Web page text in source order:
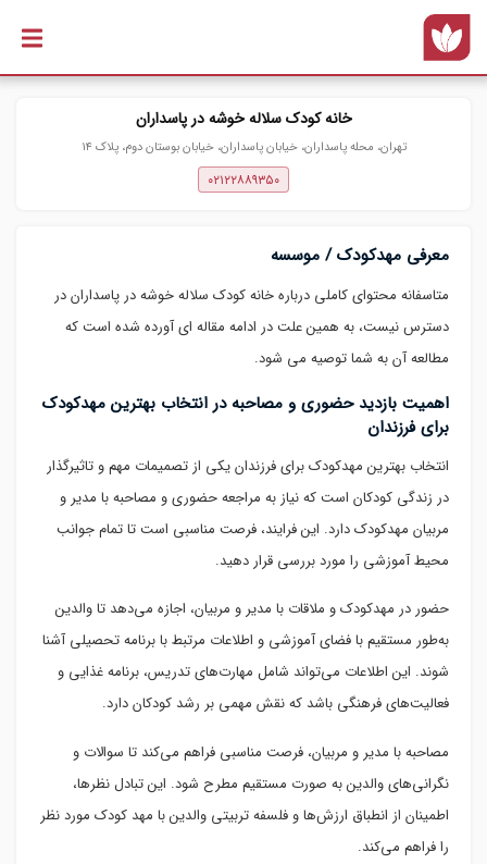
خانه کودک سلاله خوشه در پاسداران
تهران، محله پاسداران، خیابان پاسداران، خیابان بوستان دوم، پلاک ۱۴
۰۲۱۲۲۸۸۹۳۵۰
معرفی مهدکودک / موسسه
متاسفانه محتوای کاملی درباره خانه کودک سلاله خوشه در پاسداران در
دسترس نیست، به همین علت در ادامه مقاله ای آورده شده است که
مطالعه آن به شما توصیه می شود.
اهمیت بازدید حضوری و مصاحبه در انتخاب بهترین مهدکودک
برای فرزندان
انتخاب بهترین مهدکودک برای فرزندان یکی از تصمیمات مهم و تاثیرگذار
در زندگی کودکان است که نیاز به مراجعه حضوری و مصاحبه با مدیر و
مربیان مهدکودک دارد. این فرایند، فرصت مناسبی است تا تمام جوانب
محیط آموزشی را مورد بررسی قرار دهید.
حضور در مهدکودک و ملاقات با مدیر و مربیان، اجازه می‌دهد تا والدین
به‌طور مستقیم با فضای آموزشی و اطلاعات مرتبط با برنامه تحصیلی آشنا
شوند. این اطلاعات می‌تواند شامل مهارت‌های تدریس، برنامه غذایی و
فعالیت‌های فرهنگی باشد که نقش مهمی بر رشد کودکان دارد.
مصاحبه با مدیر و مربیان، فرصت مناسبی فراهم می‌کند تا سوالات و
نگرانی‌های والدین به صورت مستقیم مطرح شود. این تبادل نظرها،
اطمینان از انطباق ارزش‌ها و فلسفه تربیتی والدین با مهد کودک مورد نظر
را فراهم می‌کند.